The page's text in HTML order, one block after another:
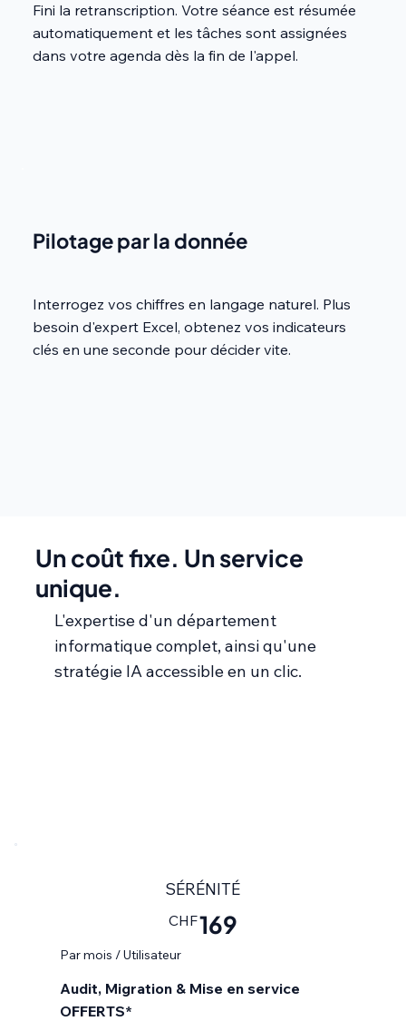
Fini la retranscription. Votre séance est résumée
automatiquement et les tâches sont assignées
dans votre agenda dès la fin de l'appel.
Pilotage par la donnée
Interrogez vos chiffres en langage naturel. Plus
besoin d'expert Excel, obtenez vos indicateurs
clés en une seconde pour décider vite.
Un coût fixe. Un service
unique.
L'expertise d'un département
informatique complet, ainsi qu'une
stratégie IA accessible en un clic.
SÉRÉNITÉ
CHF169
Par mois / Utilisateur
Audit, Migration & Mise en service
OFFERTS*